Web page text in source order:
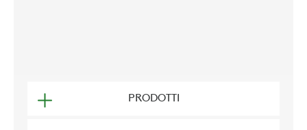
PRODOTTI